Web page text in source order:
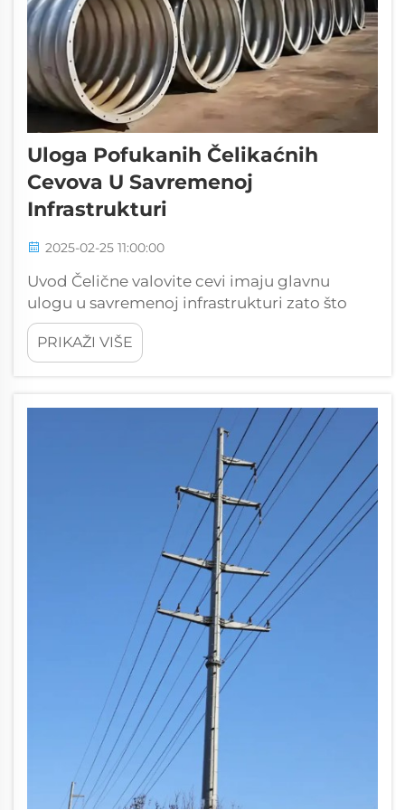
Uloga Pofukanih Čelikaćnih
Cevova U Savremenoj
Infrastrukturi
2025-02-25 11:00:00
Uvod Čelične valovite cevi imaju glavnu
ulogu u savremenoj infrastrukturi zato što
traju duže i mogu se koristiti na mnogo
različitih načina. Inženjeri se na njih oslanjaju
za sve vrste građevinskih radova, od izgradnje
PRIKAŽI VIŠE